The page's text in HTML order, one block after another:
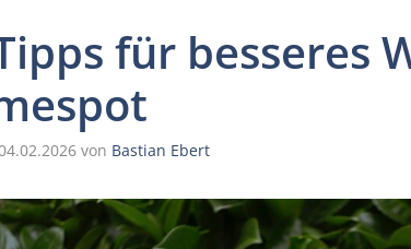
für besseres
von Bastian Ebert